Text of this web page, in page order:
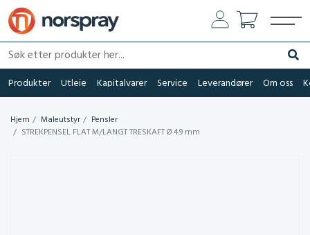
Søk etter produkter her...
Søk
Produkter Utleie Kapitalvarer Service Leverandører Om oss
Hjem Maleutstyr
Pensler
STREKPENSEL FLAT M/LANGT TRESKAFT Ø 4.9 mm